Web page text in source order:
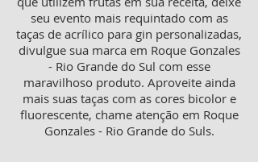
seu evento mais requintado com as
taças de acrílico para gin personalizadas,
divulgue sua marca em Roque Gonzales
- Rio Grande do Sul com esse
maravilhoso produto. Aproveite ainda
mais suas taças com as cores bicolor e
fluorescente, chame atenção em Roque
Gonzales - Rio Grande do Suls.